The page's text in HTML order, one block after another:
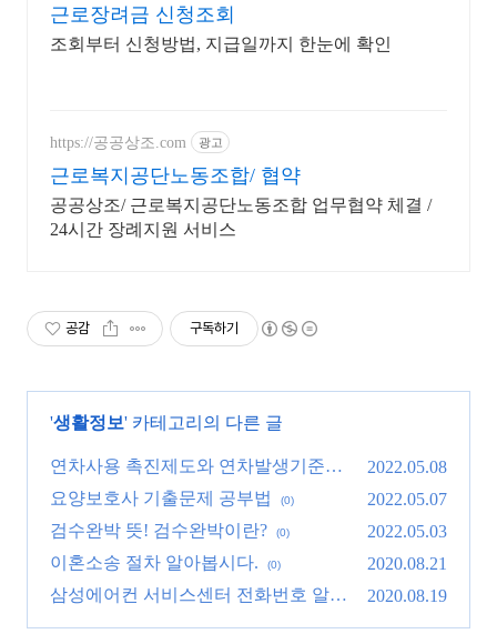
근로장려금 신청조회
조회부터 신청방법, 지급일까지 한눈에 확인
https://공공상조.com 광고
근로복지공단노동조합/ 협약
공공상조/ 근로복지공단노동조합 업무협약 체결 /
24시간 장례지원 서비스
공감 구독하기
'생활정보' 카테고리의 다른 글
연차사용 촉진제도와 연차발생기준은?
(0)
2022.05.08
요양보호사 기출문제 공부법
(0)
2022.05.07
검수완박 뜻! 검수완박이란?
(0)
2022.05.03
이혼소송 절차 알아봅시다.
(0)
2020.08.21
삼성에어컨 서비스센터 전화번호 알아
2020.08.19